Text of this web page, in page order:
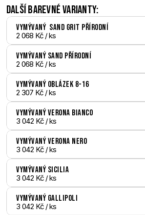
Další barevné varianty:
Vymývaný  Sand Grit přírodní
2 068 Kč / ks
Vymývaný Sand přírodní
2 068 Kč / ks
Vymývaný Oblázek 8-16
2 307 Kč / ks
Vymývaný Verona bianco
3 042 Kč / ks
Vymývaný Verona nero
3 042 Kč / ks
Vymývaný Sicilia
3 042 Kč / ks
Vymývaný Gallipoli
3 042 Kč / ks